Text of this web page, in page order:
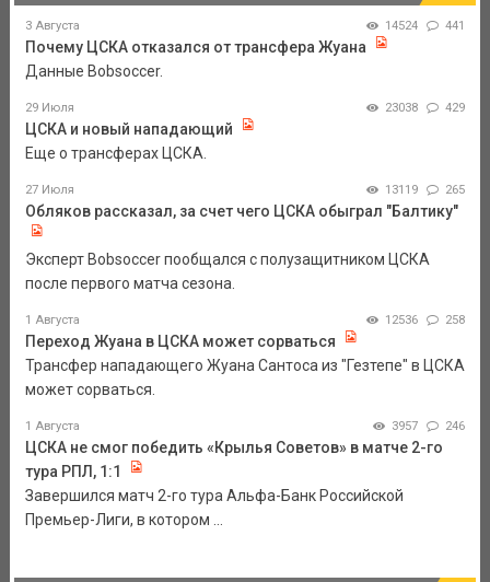
3 Августа 14524 441
Почему ЦСКА отказался от трансфера Жуана
Данные Bobsoccer.
29 Июля 23038 429
ЦСКА и новый нападающий
Еще о трансферах ЦСКА.
27 Июля 13119 265
Обляков рассказал, за счет чего ЦСКА обыграл "Балтику"
Эксперт Bobsoccer пообщался с полузащитником ЦСКА
после первого матча сезона.
1 Августа 12536 258
Переход Жуана в ЦСКА может сорваться
Трансфер нападающего Жуана Сантоса из "Гезтепе" в ЦСКА
может сорваться.
1 Августа 3957 246
ЦСКА не смог победить «Крылья Советов» в матче 2-го
тура РПЛ, 1:1
Завершился матч 2-го тура Альфа-Банк Российской
Премьер-Лиги, в котором ...